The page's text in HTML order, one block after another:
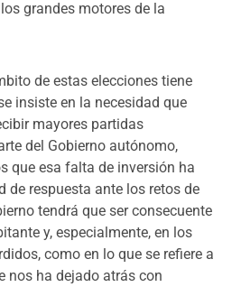
grandes motores de la
de estas elecciones tiene
insiste en la necesidad que
mayores partidas
del Gobierno autónomo,
que esa falta de inversión ha
de respuesta ante los retos de
tendrá que ser consecuente
y, especialmente, en los
como en lo que se refiere a
nos ha dejado atrás con